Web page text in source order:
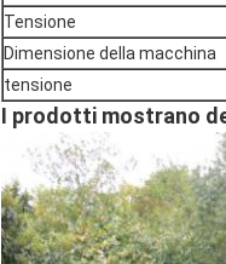
Tensione
Dimensione della macchina
tensione
I prodotti mostrano